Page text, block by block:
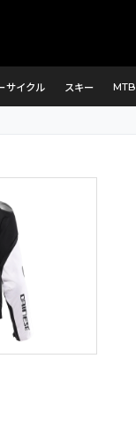
サイクル スキー MTB